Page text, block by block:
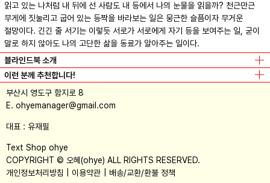
읽고 있는 나처럼 내 뒤에 선 사람도 내 등에서 나의 눈물을 읽을까? 천근만근
무게에 짓눌리고 굽어 있는 등짝을 바라보는 일은 뭉근한 슬픔이자 무거운
절망이다. 긴긴 줄 서기는 이렇듯 서로가 서로에게 자기 등을 보여주는 일, 굳이
말로 하지 않아도 나의 고단한 삶을 동료가 알아주는 일이다.
블라인드북 소개
이런 분께 추천합니다!
Text Shop ohye
COPYRIGHT © 오혜(ohye) ALL RIGHTS RESERVED.
개인정보처리방침
이용약관 배송/교환/환불 정책
부산시 영도구 함지로 8
E. ohyemanager@gmail.com
대표 : 유재필